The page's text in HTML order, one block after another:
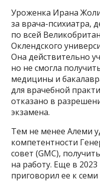
Уроженка Ирана
за врача-психиатра,
по всей
Оклендского
Она действительно
но не смогла
медицины и
для врачебной
отказано в
экзамена.
Тем не менее Алеми
компетентности
совет (GMC),
на работу. Еще в
приговорил ее к